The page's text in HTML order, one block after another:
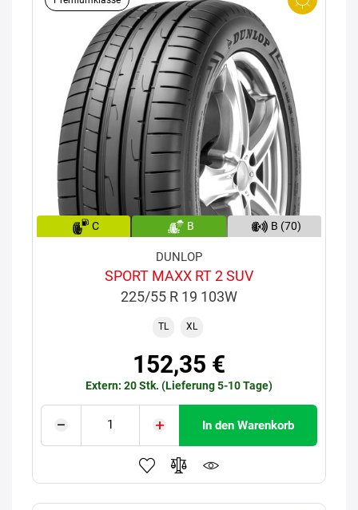
C B B (70)
DUNLOP
SPORT MAXX RT 2 SUV
225/55 R 19 103W
TL XL
152,35 €
Extern: 20 Stk. (Lieferung 5-10 Tage)
In den Warenkorb